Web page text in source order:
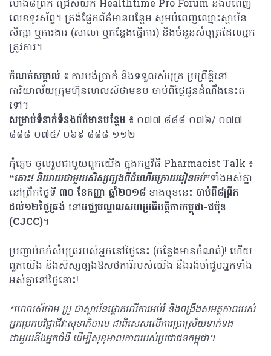
ម៉ោង៨ព្រឹក ជ្រើសយក Healthtime Pro Forum និងបំពេញ
លេខទូរស័ព្ទ។ ត្រង់ផ្នែកព័ត៌មានបន្ថែម សូមបំពេញឈ្មោះស្ថាប័ន
សិក្សា ឬការងារ (សាលា ឬកន្លែងធ្វើការ) និងចំនួនសំបុត្រដែលអ្នក
ត្រូវការ។
កំណត់សម្គាល់ ៖ ការបង់ប្រាក់ និងទទួលសំបុត្រ ប្រព្រឹត្តិនៅ
ការិយាល័យក្រុមហ៊ុនហេលស៍ថាមខប ចាប់ពីថ្ងៃជូនដំណឹងនេះត
ទៅ។
សម្រាប់ទំនាក់ទំនងព័ត៌មានបន្ថែម ៖ ០៧៧ ៨៨៨ ០៧៦/ ០៧៧
៨៨៨ ០៧៥/ ០៦៩ ៨៨៨ ១១២
កុំភ្លេច ចូលរួមជាមួយពួកយើង ក្នុងកម្មវិធី Pharmacist Talk ៖
“តោះ! និយាយជាមួយសិស្សច្បងពីដំណើរក្រោយរៀនចប់”ទាំងអស់គ្នា
នៅព្រឹកថ្ងៃទី ៣០ ខែកញ្ញា ឆ្នាំ២០១៨ ខាងមុខនេះ ចាប់ពី៨ព្រឹក
ដល់១២ថ្ងៃត្រង់ នៅមជ្ឈមណ្ឌលសហប្រតិបត្តិការកម្ពុជា-ជប៉ុន
(CJCC)។
ប្រញាប់កក់សំបុត្ររបស់អ្នកនៅថ្ងៃនេះ (កន្លែងមានកំណត់)! ហើយ
ពួកយើង និងសិស្សច្បងឱសថការីរបស់យើង នឹងរង់ចាំជួបអ្នកទាំង
អស់គ្នានៅថ្ងៃនោះ!
*ហេលស៍ថាម ប្រូ ជាស្ថាប័នផ្តោតលើការអប់រំ និងពង្រឹងសមត្ថភាពរបស់
អ្នកប្រកបវិជ្ជាជីវៈសុខាភិបាល ជាពិសេសលើការប្រាស្រ័យទាក់ទង
ជាមួយនឹងអ្នកជំងឺ ដើម្បីសុខុមាលភាពរបស់ប្រជាជនកម្ពុជា។